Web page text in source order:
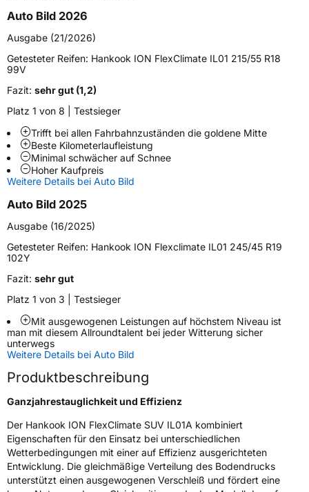
Generelle Merkmale
FahrzeugtypSUV
VerwendungGanzjahresreifen
Modellname
ION Flexclimate SUV IL01A
FahrzeugartPKW & SUV
Weitere Eigenschaften
SchlauchtypTL
ZustandNeureifen
Verstärkt
Felgenschutz MFS
ElektroJa
EU Label
Effizienz
NasshaftungB
Rollgeräusch (Klasse)B
Auto Bild 2026
Ausgabe (21/2026)
Getesteter Reifen: Hankook ION FlexClimate IL01 215/55 R18
99V
Fazit: sehr gut (1,2)
Platz 1 von 8 | Testsieger
Trifft bei allen Fahrbahnzuständen die goldene Mitte
Beste Kilometerlaufleistung
Minimal schwächer auf Schnee
Hoher Kaufpreis
Weitere Details bei Auto Bild
Auto Bild 2025
Ausgabe (16/2025)
Getesteter Reifen: Hankook ION Flexclimate IL01 245/45 R19
102Y
Fazit: sehr gut
Platz 1 von 3 | Testsieger
Mit ausgewogenen Leistungen auf höchstem Niveau ist
man mit diesem Allroundtalent bei jeder Witterung sicher
unterwegs
Weitere Details bei Auto Bild
Produktbeschreibung
Ganzjahrestauglichkeit und Effizienz
Der Hankook ION FlexClimate SUV IL01A kombiniert
Eigenschaften für den Einsatz bei unterschiedlichen
Wetterbedingungen mit einer auf Effizienz ausgerichteten
Entwicklung. Die gleichmäßige Verteilung des Bodendrucks
unterstützt einen ausgewogenen Verschleiß und fördert eine